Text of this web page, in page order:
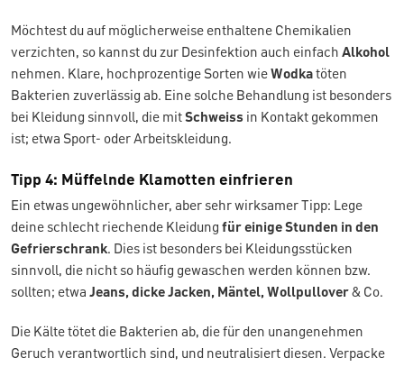
Möchtest du auf möglicherweise enthaltene Chemikalien
verzichten, so kannst du zur Desinfektion auch einfach Alkohol
nehmen. Klare, hochprozentige Sorten wieWodkatöten
Bakterien zuverlässig ab. Eine solche Behandlung ist besonders
bei Kleidung sinnvoll, die mitSchweiss in Kontakt gekommen
ist; etwa Sport- oder Arbeitskleidung.
Tipp 4: Müffelnde Klamotten einfrieren
Ein etwas ungewöhnlicher, aber sehr wirksamer Tipp: Lege
deine schlecht riechende Kleidung für einige Stunden in den
Gefrierschrank. Dies ist besonders bei Kleidungsstücken
sinnvoll, die nicht so häufig gewaschen werden können bzw.
sollten; etwa Jeans, dicke Jacken, Mäntel, Wollpullover& Co.
Die Kälte tötet die Bakterien ab, die für den unangenehmen
Geruch verantwortlich sind, und neutralisiert diesen. Verpacke